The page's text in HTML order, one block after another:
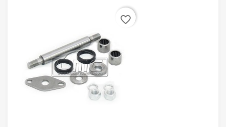
favorite_border